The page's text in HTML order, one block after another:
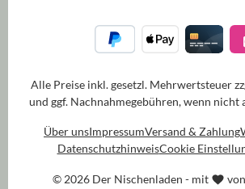
Alle Preise inkl. gesetzl. Mehrwertsteuer
und ggf. Nachnahmegebühren, wenn nicht
© 2026 Der Nischenladen - mit von
Über unsImpressumVersand & Zahlung
DatenschutzhinweisCookie